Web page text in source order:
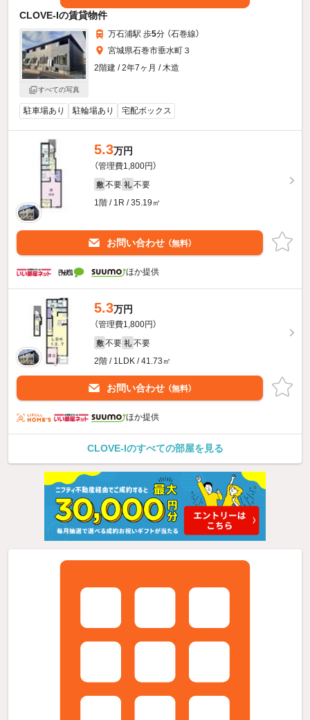
CLOVE-Iの賃貸物件
すべての写真
万石浦駅 歩5分 （石巻線）
宮城県石巻市垂水町３
2階建 / 2年7ヶ月 / 木造
駐車場あり 駐輪場あり 宅配ボックス
5.3万円
（管理費1,800円）
敷 不要 礼 不要
1階 / 1R / 35.19㎡
お問い合わせ （無料）
ほか提供
5.3万円
（管理費1,800円）
敷 不要 礼 不要
2階 / 1LDK / 41.73㎡
お問い合わせ （無料）
ほか提供
CLOVE-Iのすべての部屋を見る